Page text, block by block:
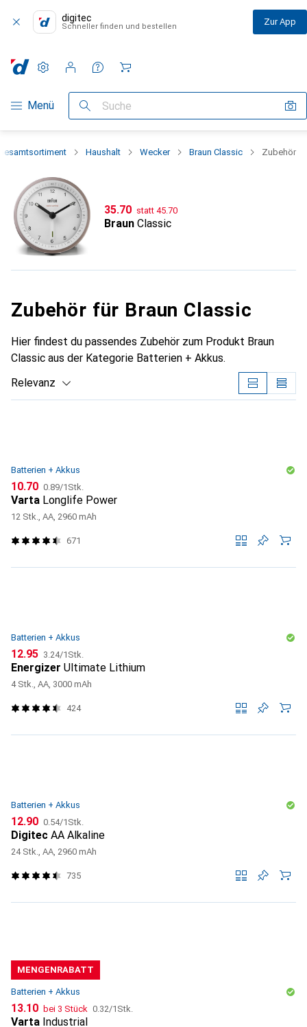
digitec
Schneller finden und bestellen Zur App
Navigation nach Kategorien
Menü Suche
Einstellungen
Kundenkonto
Vergleichslisten
Merklisten
Warenkorb
Haushalt Wecker Braun Classic Zubehör
CHF
35.70 stattCHF
45.70
Braun Classic
Zubehör für Braun Classic
Hier findest du passendes Zubehör zum Produkt Braun
Classic aus der Kategorie Batterien + Akkus.
Relevanz
Batterien + Akkus
CHF
10.70 CHF
0.89/1Stk.
Varta Longlife Power
12 Stk., AA, 2960 mAh
671
Batterien + Akkus
CHF
12.95 CHF
3.24/1Stk.
Energizer Ultimate Lithium
4 Stk., AA, 3000 mAh
424
Batterien + Akkus
CHF
12.90 CHF
0.54/1Stk.
Digitec AA Alkaline
24 Stk., AA, 2960 mAh
735
MENGENRABATT
Batterien + Akkus
CHF
13.10 bei 3 Stück CHF
0.32/1Stk.
Varta Industrial